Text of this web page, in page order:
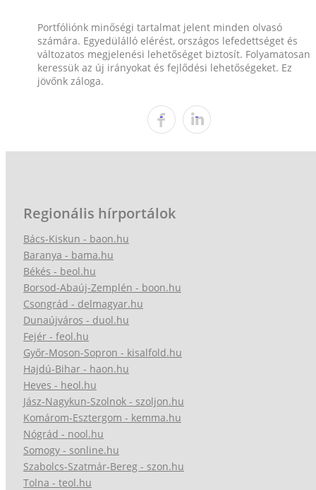
Portfóliónk minőségi tartalmat jelent minden olvasó
számára. Egyedülálló elérést, országos lefedettséget és
változatos megjelenési lehetőséget biztosít. Folyamatosan
keressük az új irányokat és fejlődési lehetőségeket. Ez
jövőnk záloga.
Regionális hírportálok
Bács-Kiskun - baon.hu
Baranya - bama.hu
Békés - beol.hu
Borsod-Abaúj-Zemplén - boon.hu
Csongrád - delmagyar.hu
Dunaújváros - duol.hu
Fejér - feol.hu
Győr-Moson-Sopron - kisalfold.hu
Hajdú-Bihar - haon.hu
Heves - heol.hu
Jász-Nagykun-Szolnok - szoljon.hu
Komárom-Esztergom - kemma.hu
Nógrád - nool.hu
Somogy - sonline.hu
Szabolcs-Szatmár-Bereg - szon.hu
Tolna - teol.hu